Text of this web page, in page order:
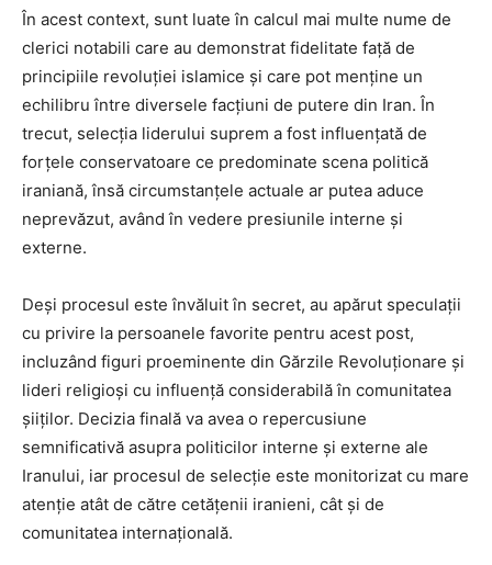
În acest context, sunt luate în calcul mai multe nume de
clerici notabili care au demonstrat fidelitate față de
principiile revoluției islamice și care pot menține un
echilibru între diversele facțiuni de putere din Iran. În
trecut, selecția liderului suprem a fost influențată de
forțele conservatoare ce predominate scena politică
iraniană, însă circumstanțele actuale ar putea aduce
neprevăzut, având în vedere presiunile interne și
externe.
Deși procesul este învăluit în secret, au apărut speculații
cu privire la persoanele favorite pentru acest post,
incluzând figuri proeminente din Gărzile Revoluționare și
lideri religioși cu influență considerabilă în comunitatea
șiiților. Decizia finală va avea o repercusiune
semnificativă asupra politicilor interne și externe ale
Iranului, iar procesul de selecție este monitorizat cu mare
atenție atât de către cetățenii iranieni, cât și de
comunitatea internațională.